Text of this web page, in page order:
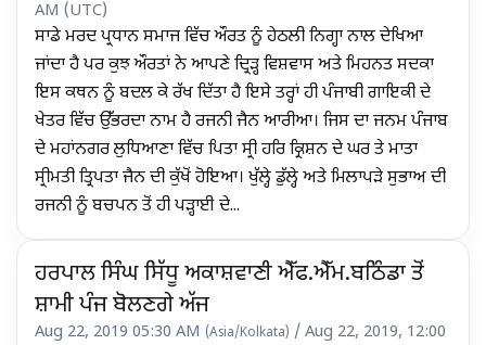
AM (UTC)
ਸਾਡੇ ਮਰਦ ਪ੍ਰਧਾਨ ਸਮਾਜ ਵਿੱਚ ਔਰਤ ਨੂੰ ਹੇਠਲੀ ਨਿਗ੍ਹਾ ਨਾਲ ਦੇਖਿਆ
ਜਾਂਦਾ ਹੈ ਪਰ ਕੁਝ ਔਰਤਾਂ ਨੇ ਆਪਣੇ ਦ੍ਰਿੜ੍ਹ ਵਿਸ਼ਵਾਸ ਅਤੇ ਮਿਹਨਤ ਸਦਕਾ
ਇਸ ਕਥਨ ਨੂੰ ਬਦਲ ਕੇ ਰੱਖ ਦਿੱਤਾ ਹੈ ਇਸੇ ਤਰ੍ਹਾਂ ਹੀ ਪੰਜਾਬੀ ਗਾਇਕੀ ਦੇ
ਖੇਤਰ ਵਿੱਚ ਉੱਭਰਦਾ ਨਾਮ ਹੈ ਰਜਨੀ ਜੈਨ ਆਰੀਆ। ਜਿਸ ਦਾ ਜਨਮ ਪੰਜਾਬ
ਦੇ ਮਹਾਂਨਗਰ ਲੁਧਿਆਣਾ ਵਿੱਚ ਪਿਤਾ ਸ੍ਰੀ ਹਰਿ ਕ੍ਰਿਸ਼ਨ ਦੇ ਘਰ ਤੇ ਮਾਤਾ
ਸ੍ਰੀਮਤੀ ਤ੍ਰਿਪਤਾ ਜੈਨ ਦੀ ਕੁੱਖੋਂ ਹੋਇਆ। ਖੁੱਲ੍ਹੇ ਡੁੱਲ੍ਹੇ ਅਤੇ ਮਿਲਾਪੜੇ ਸੁਭਾਅ ਦੀ
ਰਜਨੀ ਨੂੰ ਬਚਪਨ ਤੋਂ ਹੀ ਪੜ੍ਹਾਈ ਦੇ...
ਹਰਪਾਲ ਸਿੰਘ ਸਿੱਧੂ ਅਕਾਸ਼ਵਾਣੀ ਐੱਫ.ਐੱਮ.ਬਠਿੰਡਾ ਤੋਂ
ਸ਼ਾਮੀ ਪੰਜ ਬੋਲਣਗੇ ਅੱਜ
Aug 22, 2019 05:30 AM (Asia/Kolkata) / Aug 22, 2019, 12:00